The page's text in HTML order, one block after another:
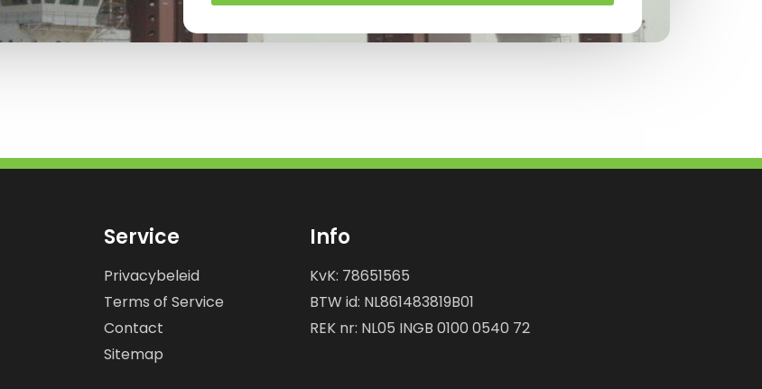
Service
Privacybeleid
Terms of Service
Contact
Sitemap
Info
KvK: 78651565
BTW id: NL861483819B01
REK nr: NL05 INGB 0100 0540 72